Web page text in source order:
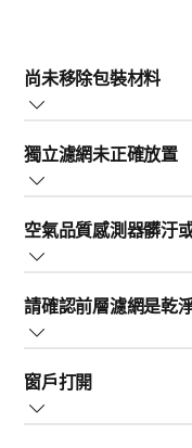
尚未移除包裝材料
有包裝材料，如下圖所
獨立濾網未正確放置
能正常運作。請檢查
向放回。
在下圖為空氣清淨機
B)。請查閱飛利浦空
空氣品質感測器髒汙
保持乾燥且乾淨。請
請確認前層濾網是乾
置於水龍頭下清洗。
灰塵。如果您的飛利
窗戶打開